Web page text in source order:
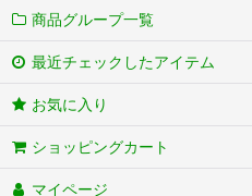
商品グループ一覧
最近チェックしたアイテム
お気に入り
ショッピングカート
マイページ